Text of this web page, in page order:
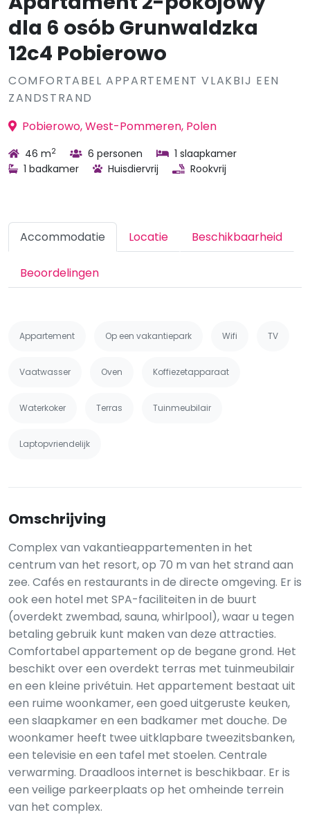
dla 6 osób Grunwaldzka
12c4 Pobierowo
COMFORTABEL APPARTEMENT VLAKBIJ EEN
ZANDSTRAND
Pobierowo, West-Pommeren, Polen
46 m2 6 personen
1 slaapkamer
1 badkamer
Huisdiervrij Rookvrij
Accommodatie Locatie Beschikbaarheid
Beoordelingen
Appartement Op een vakantiepark Wifi TV
Vaatwasser Oven Koffiezetapparaat
Waterkoker Terras Tuinmeubilair
Laptopvriendelijk
Omschrijving
Complex van vakantieappartementen in het
centrum van het resort, op 70 m van het strand aan
zee. Cafés en restaurants in de directe omgeving. Er is
ook een hotel met SPA-faciliteiten in de buurt
(overdekt zwembad, sauna, whirlpool), waar u tegen
betaling gebruik kunt maken van deze attracties.
Comfortabel appartement op de begane grond. Het
beschikt over een overdekt terras met tuinmeubilair
en een kleine privétuin. Het appartement bestaat uit
een ruime woonkamer, een goed uitgeruste keuken,
een slaapkamer en een badkamer met douche. De
woonkamer heeft twee uitklapbare tweezitsbanken,
een televisie en een tafel met stoelen. Centrale
verwarming. Draadloos internet is beschikbaar. Er is
een veilige parkeerplaats op het omheinde terrein
van het complex.